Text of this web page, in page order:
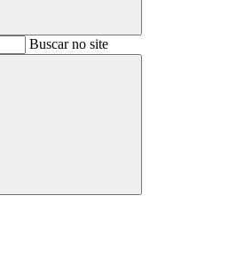
BuscarBuscar no site
Buscar